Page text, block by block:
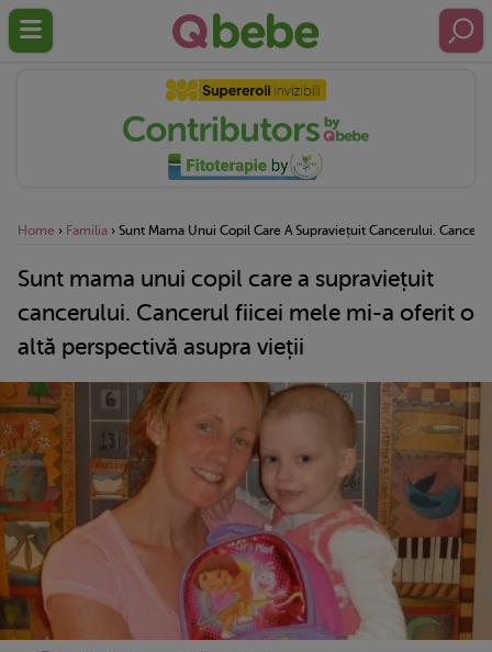
Home › Familia › Sunt Mama Unui Copil Care A Supraviețuit Cancerului.
Sunt mama unui copil care a supraviețuit
cancerului. Cancerul fiicei mele mi-a oferit o
altă perspectivă asupra vieții